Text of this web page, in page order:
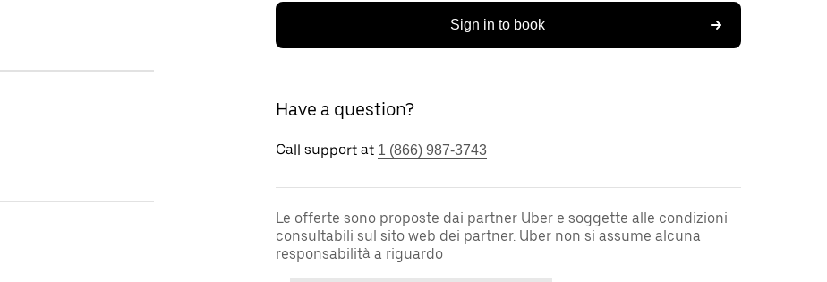
Sign in to book
Have a question?
Call support at 1 (866) 987-3743
Le offerte sono proposte dai partner Uber e soggette alle condizioni
consultabili sul sito web dei partner. Uber non si assume alcuna
responsabilità a riguardo